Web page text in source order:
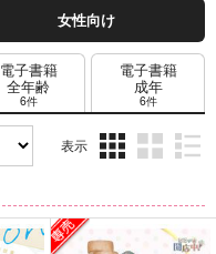
女性向け
電子書籍
全年齢
6件
電子書籍
成年
6件
表示
ム
表
示
ム
表
ム
表
示